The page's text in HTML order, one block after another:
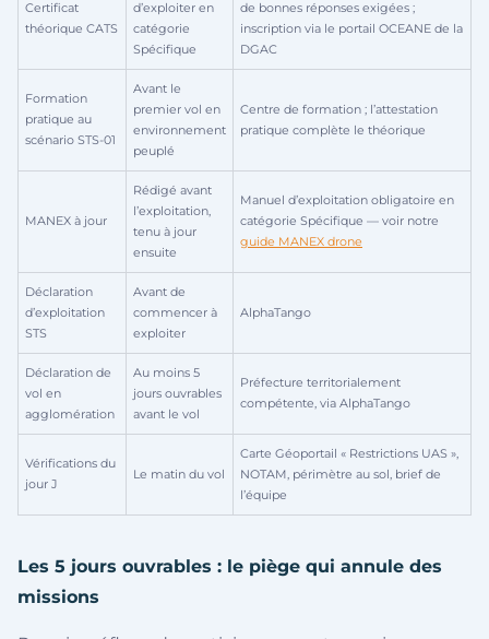
Certificat
théorique CATS
d’exploiter en
catégorie
Spécifique
de bonnes réponses exigées ;
inscription via le portail OCEANE de la
DGAC
Formation
pratique au
scénario STS-01
Avant le
premier vol en
environnement
peuplé
Centre de formation ; l’attestation
pratique complète le théorique
MANEX à jour
Rédigé avant
l’exploitation,
tenu à jour
ensuite
Manuel d’exploitation obligatoire en
catégorie Spécifique — voir notre
guide MANEX drone
Déclaration
d’exploitation
STS
Avant de
commencer à
exploiter
AlphaTango
Déclaration de
vol en
agglomération
Au moins 5
jours ouvrables
avant le vol
Préfecture territorialement
compétente, via AlphaTango
Vérifications du
jour J
Le matin du vol
Carte Géoportail « Restrictions UAS »,
NOTAM, périmètre au sol, brief de
l’équipe
Les 5 jours ouvrables : le piège qui annule des
missions